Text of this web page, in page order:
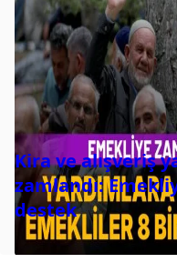
Kira ve alışveriş
zamlandı:
destek